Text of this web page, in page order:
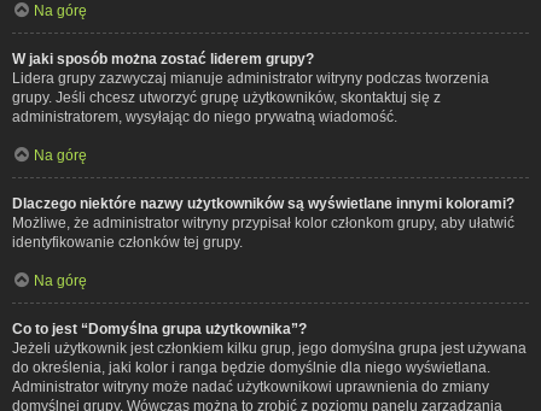
Na górę
W jaki sposób można zostać liderem grupy?
Lidera grupy zazwyczaj mianuje administrator witryny podczas tworzenia
grupy. Jeśli chcesz utworzyć grupę użytkowników, skontaktuj się z
administratorem, wysyłając do niego prywatną wiadomość.
Na górę
Dlaczego niektóre nazwy użytkowników są wyświetlane innymi kolorami?
Możliwe, że administrator witryny przypisał kolor członkom grupy, aby ułatwić
identyfikowanie członków tej grupy.
Na górę
Co to jest “Domyślna grupa użytkownika”?
Jeżeli użytkownik jest członkiem kilku grup, jego domyślna grupa jest używana
do określenia, jaki kolor i ranga będzie domyślnie dla niego wyświetlana.
Administrator witryny może nadać użytkownikowi uprawnienia do zmiany
domyślnej grupy. Wówczas można to zrobić z poziomu panelu zarządzania